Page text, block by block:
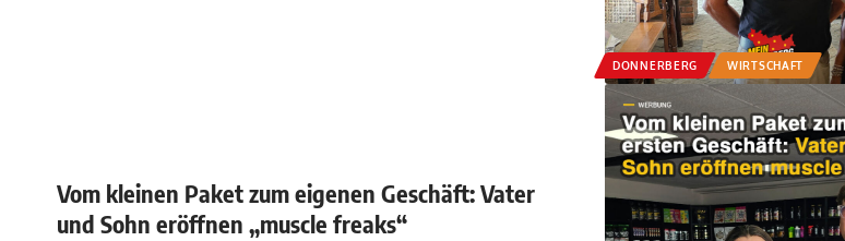
DONNERBERG WIRTSCHAFT
Vom kleinen Paket zum eigenen Geschäft: Vater
und Sohn eröffnen „muscle freaks“